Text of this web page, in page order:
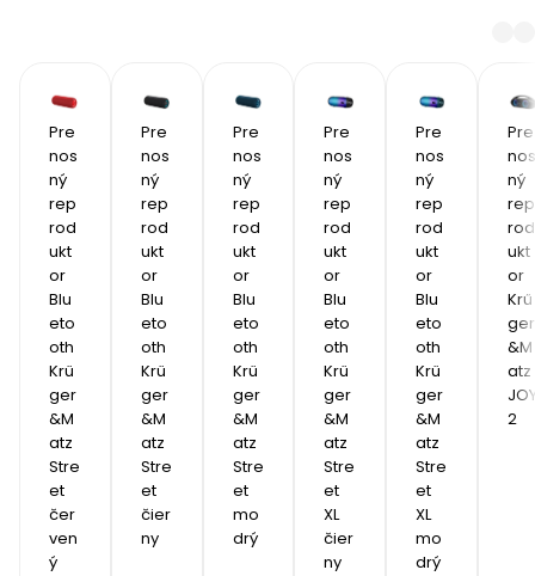
Pre
nos
ný
rep
rod
ukt
or
Blu
eto
oth
Krü
ger
&M
atz
Stre
et
čer
ven
ý
Pre
nos
ný
rep
rod
ukt
or
Blu
eto
oth
Krü
ger
&M
atz
Stre
et
čier
ny
Pre
nos
ný
rep
rod
ukt
or
Blu
eto
oth
Krü
ger
&M
atz
Stre
et
mo
drý
Pre
nos
ný
rep
rod
ukt
or
Blu
eto
oth
Krü
ger
&M
atz
Stre
et
XL
čier
ny
Pre
nos
ný
rep
rod
ukt
or
Blu
eto
oth
Krü
ger
&M
atz
Stre
et
XL
mo
drý
Pre
nos
ný
rep
rod
ukt
or
Krű
ger
&M
atz
2